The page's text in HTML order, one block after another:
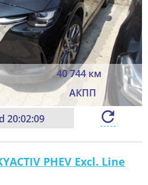
40 744 км
АКПП
20:02:09
PHEV Excl. Line